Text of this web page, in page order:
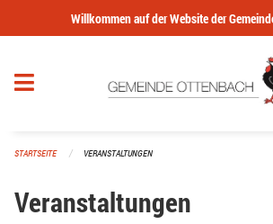
Navigation überspringen
Willkommen auf der Website der
STARTSEITE VERANSTALTUNGEN
Veranstaltungen